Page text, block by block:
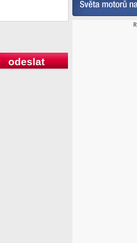
odeslat